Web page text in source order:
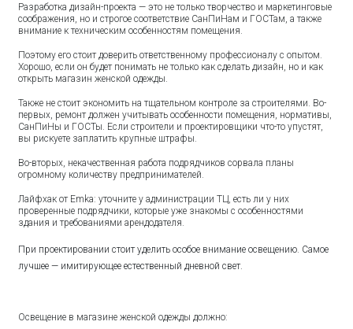
Разработка дизайн-проекта — это не только творчество и маркетинговые
соображения, но и строгое соответствие СанПиНам и ГОСТам, а также
внимание к техническим особенностям помещения.
Поэтому его стоит доверить ответственному профессионалу с опытом.
Хорошо, если он будет понимать не только как сделать дизайн, но и как
открыть магазин женской одежды.
Также не стоит экономить на тщательном контроле за строителями. Во-
первых, ремонт должен учитывать особенности помещения, нормативы,
СанПиНы и ГОСТы. Если строители и проектировщики что-то упустят,
вы рискуете заплатить крупные штрафы.
Во-вторых, некачественная работа подрядчиков сорвала планы
огромному количеству предпринимателей.
Лайфхак от Emka: уточните у администрации ТЦ, есть ли у них
проверенные подрядчики, которые уже знакомы с особенностями
здания и требованиями арендодателя.
При проектировании стоит уделить особое внимание освещению. Самое
лучшее — имитирующее естественный дневной свет.
Освещение в магазине женской одежды должно: